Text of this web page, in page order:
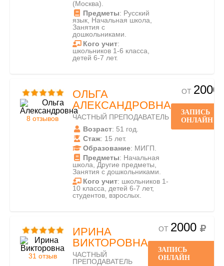
(Москва).
Предметы: Русский
язык, Начальная школа,
Занятия с
дошкольниками.
Кого учит:
школьников 1-6 класса,
детей 6-7 лет.
8 отзывов
ОЛЬГА
АЛЕКСАНДРОВНА
ЧАСТНЫЙ ПРЕПОДАВАТЕЛЬ
Возраст: 51 год.
Стаж: 15 лет.
Образование: МИГП.
Предметы: Начальная
школа, Другие предметы,
Занятия с дошкольниками.
Кого учит: школьников 1-
10 класса, детей 6-7 лет,
студентов, взрослых.
ОТ 2000
ЗАПИСЬ
ОНЛАЙН
31 отзыв
ИРИНА
ВИКТОРОВНА
ЧАСТНЫЙ
ПРЕПОДАВАТЕЛЬ
ОТ 2000
ЗАПИСЬ
ОНЛАЙН